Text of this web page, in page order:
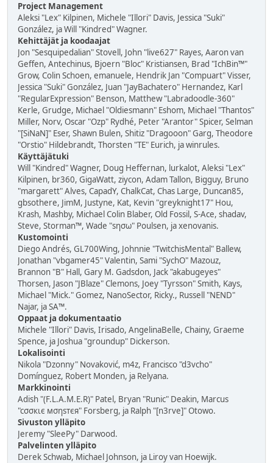
Project Management
Aleksi "Lex" Kilpinen, Michele "Illori" Davis, Jessica "Suki"
González, ja Will "Kindred" Wagner.
Kehittäjät ja koodaajat
Jon "Sesquipedalian" Stovell, John "live627" Rayes, Aaron van
Geffen, Antechinus, Bjoern "Bloc" Kristiansen, Brad "IchBin™"
Grow, Colin Schoen, emanuele, Hendrik Jan "Compuart" Visser,
Jessica "Suki" González, Juan "JayBachatero" Hernandez, Karl
"RegularExpression" Benson, Matthew "Labradoodle-360"
Kerle, Grudge, Michael "Oldiesmann" Eshom, Michael "Thantos"
Miller, Norv, Oscar "Ozp" Rydhé, Peter "Arantor" Spicer, Selman
"[SiNaN]" Eser, Shawn Bulen, Shitiz "Dragooon" Garg, Theodore
"Orstio" Hildebrandt, Thorsten "TE" Eurich, ja winrules.
Käyttäjätuki
Will "Kindred" Wagner, Doug Heffernan, lurkalot, Aleksi "Lex"
Kilpinen, br360, GigaWatt, ziycon, Adam Tallon, Bigguy, Bruno
"margarett" Alves, CapadY, ChalkCat, Chas Large, Duncan85,
gbsothere, JimM, Justyne, Kat, Kevin "greyknight17" Hou,
Krash, Mashby, Michael Colin Blaber, Old Fossil, S-Ace, shadav,
Steve, Storman™, Wade "sησω" Poulsen, ja xenovanis.
Kustomointi
Diego Andrés, GL700Wing, Johnnie "TwitchisMental" Ballew,
Jonathan "vbgamer45" Valentin, Sami "SychO" Mazouz,
Brannon "B" Hall, Gary M. Gadsdon, Jack "akabugeyes"
Thorsen, Jason "JBlaze" Clemons, Joey "Tyrsson" Smith, Kays,
Michael "Mick." Gomez, NanoSector, Ricky., Russell "NEND"
Najar, ja SA™.
Oppaat ja dokumentaatio
Michele "Illori" Davis, Irisado, AngelinaBelle, Chainy, Graeme
Spence, ja Joshua "groundup" Dickerson.
Lokalisointi
Nikola "Dzonny" Novaković, m4z, Francisco "d3vcho"
Domínguez, Robert Monden, ja Relyana.
Markkinointi
Adish "(F.L.A.M.E.R)" Patel, Bryan "Runic" Deakin, Marcus
"cσσкιє мσηѕтєя" Forsberg, ja Ralph "[n3rve]" Otowo.
Sivuston ylläpito
Jeremy "SleePy" Darwood.
Palvelinten ylläpito
Derek Schwab, Michael Johnson, ja Liroy van Hoewijk.